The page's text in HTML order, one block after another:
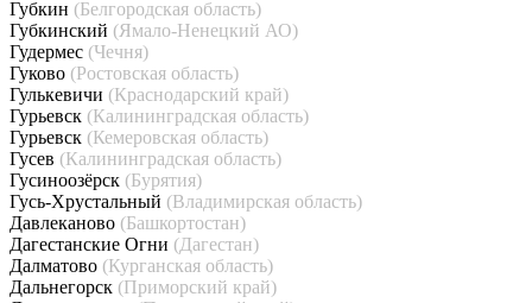
Губкин (Белгородская область)
Губкинский (Ямало-Ненецкий АО)
Гудермес (Чечня)
Гуково (Ростовская область)
Гулькевичи (Краснодарский край)
Гурьевск (Калининградская область)
Гурьевск (Кемеровская область)
Гусев (Калининградская область)
Гусиноозёрск (Бурятия)
Гусь-Хрустальный (Владимирская область)
Давлеканово (Башкортостан)
Дагестанские Огни (Дагестан)
Далматово (Курганская область)
Дальнегорск (Приморский край)